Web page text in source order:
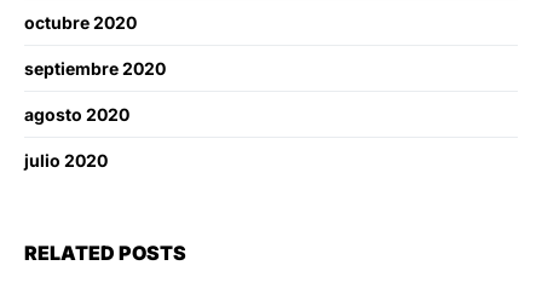
octubre 2020
septiembre 2020
agosto 2020
julio 2020
RELATED POSTS